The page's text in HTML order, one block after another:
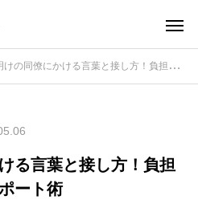
同僚にかける言葉と接し方！負担をかけない温かいサポート術
る言葉と接し方！負担
ート術